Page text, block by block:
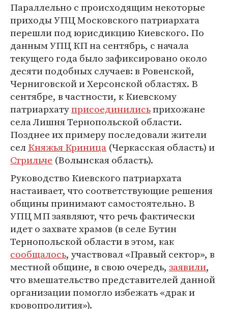
Параллельно с происходящим некоторые
приходы УПЦ Московского патриархата
перешли под юрисдикцию Киевского. По
данным УПЦ КП на сентябрь, с начала
текущего года было зафиксировано около
десяти подобных случаев: в Ровенской,
Черниговской и Херсонской областях. В
сентябре, в частности, к Киевскому
патриархатуприсоединилисьприхожане
села Лишня Тернопольской области.
Позднее их примеру последовали жители
селКняжья Криница (Черкасская область) и
Стрильче (Волынская область).
Руководство Киевского патриархата
настаивает, что соответствующие решения
общины принимают самостоятельно. В
УПЦ МП заявляют, что речь фактически
идет о захвате храмов (в селе Бутин
Тернопольской области в этом, как
сообщалось, участвовал «Правый сектор», в
местной общине, в свою очередь, заявили,
что вмешательство представителей данной
организации помогло избежать «драк и
кровопролития»).